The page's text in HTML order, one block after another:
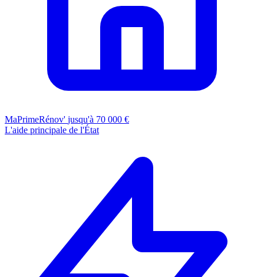
MaPrimeRénov' jusqu'à 70 000 €
L'aide principale de l'État